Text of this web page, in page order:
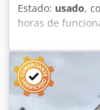
Estado: usado,
horas de
Ancho de
(Lérida) Esta
DX235 ofrece la
prácticamente
o en espacios